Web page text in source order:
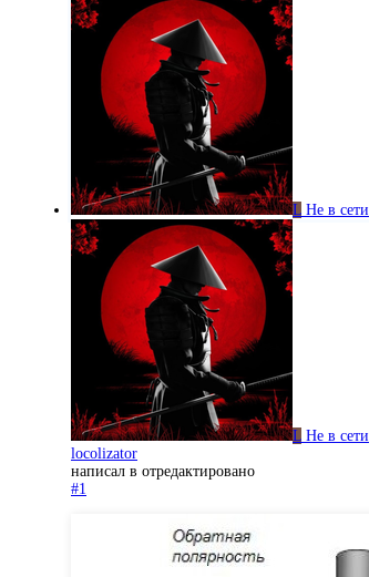
L Не в сети
L Не в сети
locolizator
написал в отредактировано
#1